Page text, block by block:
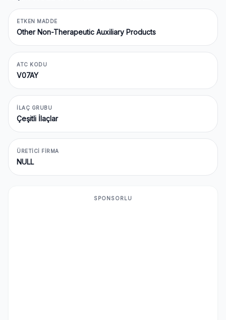
ETKEN MADDE
Other Non-Therapeutic Auxiliary Products
ATC KODU
V07AY
İLAÇ GRUBU
Çeşitli İlaçlar
ÜRETICI FIRMA
NULL
SPONSORLU